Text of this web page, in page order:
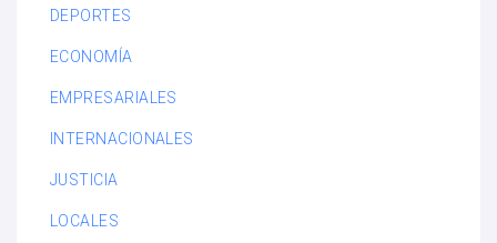
DEPORTES
ECONOMÍA
EMPRESARIALES
INTERNACIONALES
JUSTICIA
LOCALES